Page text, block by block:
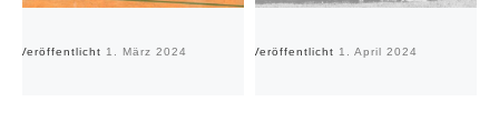
Veröffentlicht 1. März 2024 Veröffentlicht 1. April 2024